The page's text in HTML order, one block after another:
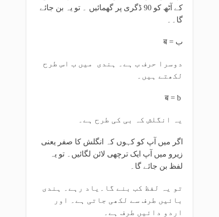
کے آٹھ کو 90 ڈگری پر گھمائیں ۔ تو یہ بن جائے
گا۔۔
ब = ب
دوسرا حرف ب ہے۔ ہندی میں ب اس طرح
لکھتے ہیں۔
ब = b
یہ انگلش کہ بی کی طرح ہے۔
اگر میں آپ کو کہوں کہ انگلش کا صفر یعنی
زیرو میں آپ ایک ترچھی لائن لگائیں۔ تو یہ
لفظ بن جائے گا۔
تو یہ لفظ کب بنے گا۔یاد رہے۔ ہندی
بائیں طرف سے لکھی جاتی ہے۔ اور
اردو دائیں طرف ہے۔